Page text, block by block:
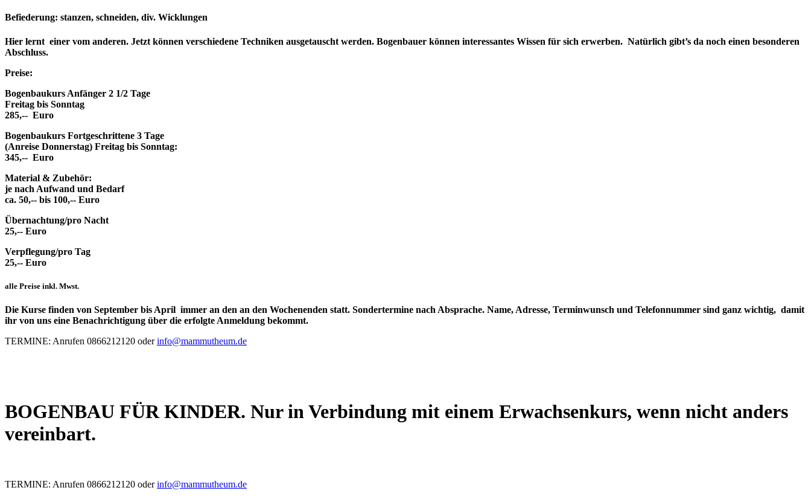
Befiederung: stanzen, schneiden, div. Wicklungen
Hier lernt einer vom anderen. Jetzt können verschiedene Techniken ausgetauscht werden. Bogenbauer können interessantes Wissen für sich erwerben. Natürlich gibt’s da noch einen besonderen
Abschluss.
Preise:
Bogenbaukurs Anfänger 2 1/2 Tage
Freitag bis Sonntag
285,-- Euro
Bogenbaukurs Fortgeschrittene 3 Tage
(Anreise Donnerstag) Freitag bis Sonntag:
345,-- Euro
Material & Zubehör:
je nach Aufwand und Bedarf
ca. 50,-- bis 100,-- Euro
Übernachtung/pro Nacht
25,-- Euro
Verpflegung/pro Tag
25,-- Euro
alle Preise inkl. Mwst.
Die Kurse finden von September bis April immer an den an den Wochenenden statt. Sondertermine nach Absprache. Name, Adresse, Terminwunsch und Telefonnummer sind ganz wichtig, damit
ihr von uns eine Benachrichtigung über die erfolgte Anmeldung bekommt.
TERMINE: Anrufen 0866212120 oderinfo@mammutheum.de
BOGENBAU FÜR KINDER. Nur in Verbindung mit einem Erwachsenkurs, wenn nicht anders
vereinbart.
TERMINE: Anrufen 0866212120 oderinfo@mammutheum.de